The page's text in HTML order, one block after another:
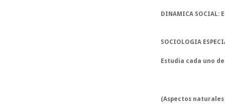
DINAMICA SOCIAL:
SOCIOLOGIA
Estudia cada uno
(Aspectos